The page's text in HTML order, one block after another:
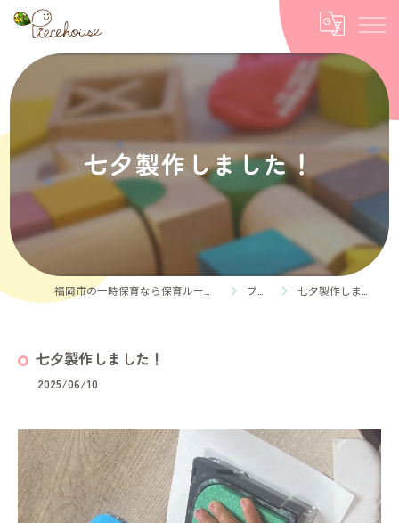
七夕製作しました！
ブログ 七夕製作しました！
七夕製作しました！
2025/06/10